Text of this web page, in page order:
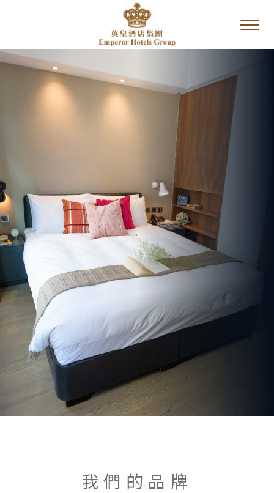
我們的品牌
サービス・設備の
ご紹介
ギャラリー
酒店位置
お問い合わせ
我們的品牌